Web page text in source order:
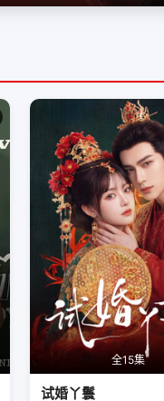
全15集
试婚丫鬟